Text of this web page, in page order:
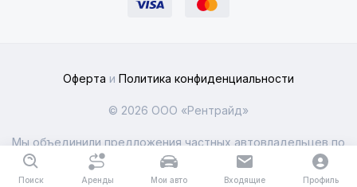
Оферта и Политика конфиденциальности
© 2026 ООО «Рентрайд»
Мы объединили предложения частных автовладельцев по
всей России
Поиск Аренды Мои авто Входящие Профиль